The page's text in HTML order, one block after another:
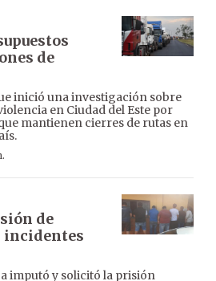
de
inició una investigación sobre
en Ciudad del Este por
mantienen cierres de rutas en
de
incidentes
imputó y solicitó la prisión